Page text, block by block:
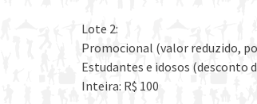
Lote 2:
Promocional (valor reduzido,
Estudantes e idosos (desconto
Inteira: R$ 100